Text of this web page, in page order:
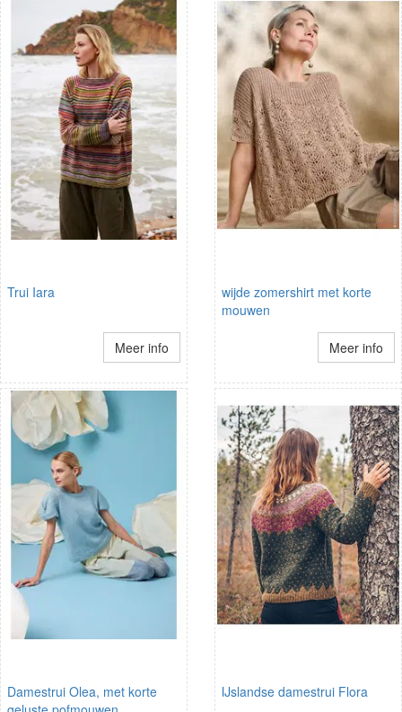
Trui Iara
Meer info
wijde zomershirt met korte
mouwen
Meer info
Damestrui Olea, met korte
IJslandse damestrui Flora